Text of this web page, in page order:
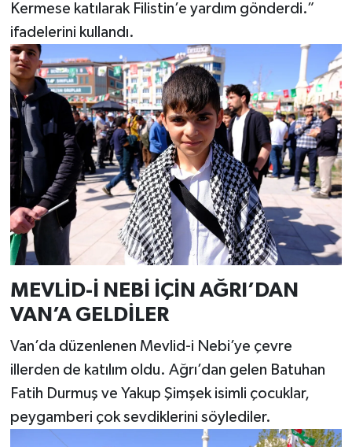
Kermese katılarak Filistin’e yardım gönderdi.”
ifadelerini kullandı.
MEVLİD-İ NEBİ İÇİN AĞRI’DAN
VAN’A GELDİLER
Van’da düzenlenen Mevlid-i Nebi’ye çevre
illerden de katılım oldu. Ağrı’dan gelen Batuhan
Fatih Durmuş ve Yakup Şimşek isimli çocuklar,
peygamberi çok sevdiklerini söylediler.